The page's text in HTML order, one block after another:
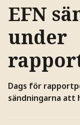
EFN
under
Dags för
sändningarna att